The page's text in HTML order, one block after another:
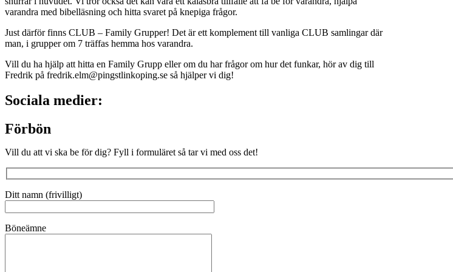
varandra med bibelläsning och hitta svaret på knepiga frågor.
Just därför finns CLUB – Family Grupper! Det är ett komplement till vanliga CLUB samlingar där
man, i grupper om 7 träffas hemma hos varandra.
Vill du ha hjälp att hitta en Family Grupp eller om du har frågor om hur det funkar, hör av dig till
Fredrik på fredrik.elm@pingstlinkoping.se så hjälper vi dig!
Sociala medier:
Förbön
Vill du att vi ska be för dig? Fyll i formuläret så tar vi med oss det!
Ditt namn (frivilligt)
Böneämne